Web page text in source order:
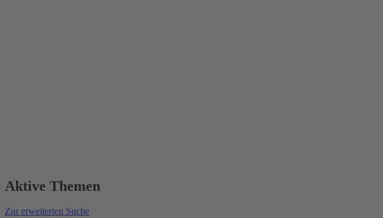
Aktive Themen
Zur erweiterten Suche